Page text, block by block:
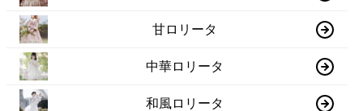
甘ロリータ
中華ロリータ
和風ロリータ